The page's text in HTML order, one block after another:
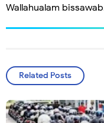
Wallahualam
Related Posts